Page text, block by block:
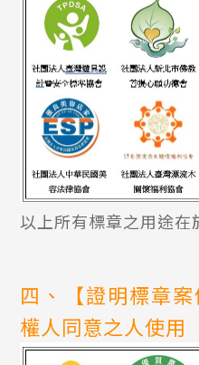
以上所有標章之用途在
四、【證明標章
權人同意之人使用